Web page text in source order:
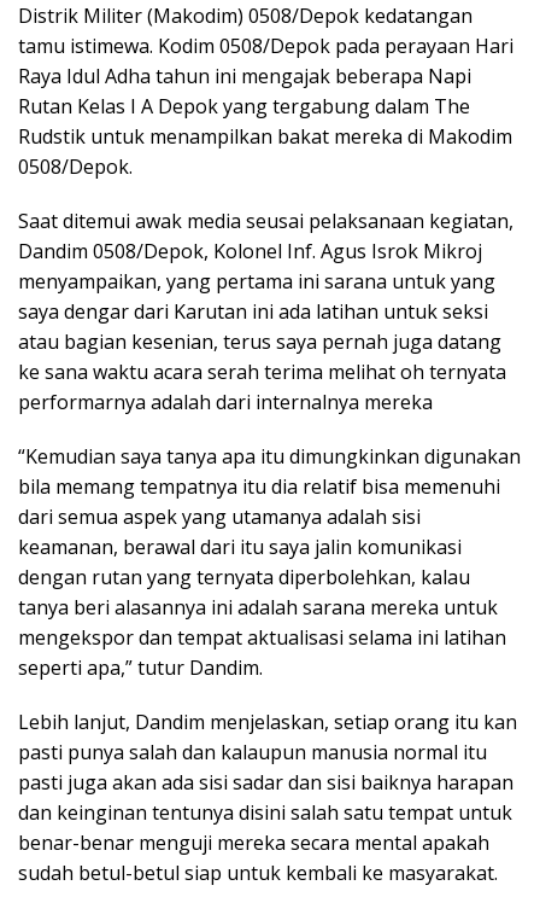
Distrik Militer (Makodim) 0508/Depok kedatangan
tamu istimewa. Kodim 0508/Depok pada perayaan Hari
Raya Idul Adha tahun ini mengajak beberapa Napi
Rutan Kelas I A Depok yang tergabung dalam The
Rudstik untuk menampilkan bakat mereka di Makodim
0508/Depok.
Saat ditemui awak media seusai pelaksanaan kegiatan,
Dandim 0508/Depok, Kolonel Inf. Agus Isrok Mikroj
menyampaikan, yang pertama ini sarana untuk yang
saya dengar dari Karutan ini ada latihan untuk seksi
atau bagian kesenian, terus saya pernah juga datang
ke sana waktu acara serah terima melihat oh ternyata
performarnya adalah dari internalnya mereka
“Kemudian saya tanya apa itu dimungkinkan digunakan
bila memang tempatnya itu dia relatif bisa memenuhi
dari semua aspek yang utamanya adalah sisi
keamanan, berawal dari itu saya jalin komunikasi
dengan rutan yang ternyata diperbolehkan, kalau
tanya beri alasannya ini adalah sarana mereka untuk
mengekspor dan tempat aktualisasi selama ini latihan
seperti apa,” tutur Dandim.
Lebih lanjut, Dandim menjelaskan, setiap orang itu kan
pasti punya salah dan kalaupun manusia normal itu
pasti juga akan ada sisi sadar dan sisi baiknya harapan
dan keinginan tentunya disini salah satu tempat untuk
benar-benar menguji mereka secara mental apakah
sudah betul-betul siap untuk kembali ke masyarakat.